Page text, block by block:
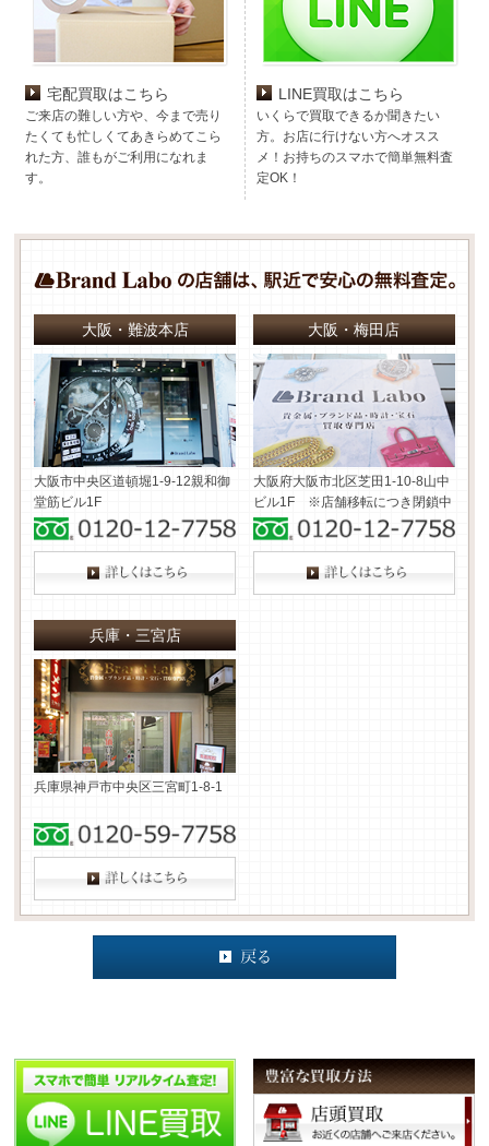
宅配買取はこちら
ご来店の難しい方や、今まで売り
たくても忙しくてあきらめてこら
れた方、誰もがご利用になれま
す。
LINE買取はこちら
いくらで買取できるか聞きたい
方。お店に行けない方へオスス
メ！お持ちのスマホで簡単無料査
定OK！
大阪・難波本店
大阪市中央区道頓堀1-9-12親和御
堂筋ビル1F
大阪・梅田店
大阪府大阪市北区芝田1-10-8山中
ビル1F ※店舗移転につき閉鎖中
兵庫・三宮店
兵庫県神戸市中央区三宮町1-8-1